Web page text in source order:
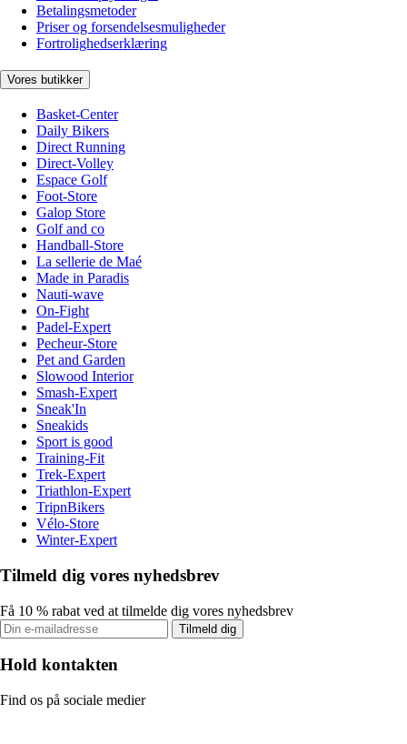
Betalingsmetoder
Priser og forsendelsesmuligheder
Fortrolighedserklæring
Vores butikker
Basket-Center
Daily Bikers
Direct Running
Direct-Volley
Espace Golf
Foot-Store
Galop Store
Golf and co
Handball-Store
La sellerie de Maé
Made in Paradis
Nauti-wave
On-Fight
Padel-Expert
Pecheur-Store
Pet and Garden
Slowood Interior
Smash-Expert
Sneak'In
Sneakids
Sport is good
Training-Fit
Trek-Expert
Triathlon-Expert
TripnBikers
Vélo-Store
Winter-Expert
Tilmeld dig vores nyhedsbrev
Få 10 % rabat ved at tilmelde dig vores nyhedsbrev
Tilmeld dig
Hold kontakten
Find os på sociale medier